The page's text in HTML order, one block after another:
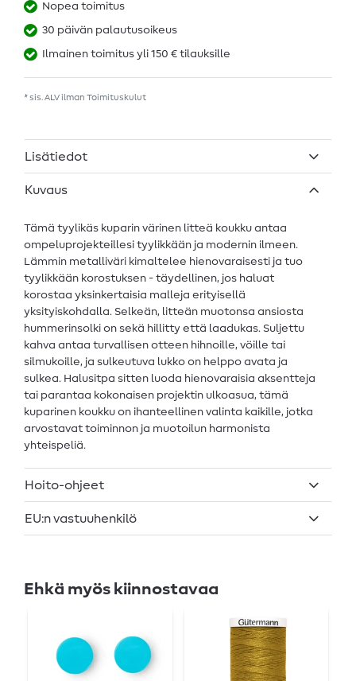
Nopea toimitus
30 päivän palautusoikeus
Ilmainen toimitus yli 150 € tilauksille
* sis. ALV ilman Toimituskulut
Lisätiedot
Kuvaus
Tämä tyylikäs kuparin värinen litteä koukku antaa
ompeluprojekteillesi tyylikkään ja modernin ilmeen.
Lämmin metalliväri kimaltelee hienovaraisesti ja tuo
tyylikkään korostuksen - täydellinen, jos haluat
korostaa yksinkertaisia malleja erityisellä
yksityiskohdalla. Selkeän, litteän muotonsa ansiosta
hummerinsolki on sekä hillitty että laadukas. Suljettu
kahva antaa turvallisen otteen hihnoille, vöille tai
silmukoille, ja sulkeutuva lukko on helppo avata ja
sulkea. Halusitpa sitten luoda hienovaraisia aksentteja
tai parantaa kokonaisen projektin ulkoasua, tämä
kuparinen koukku on ihanteellinen valinta kaikille, jotka
arvostavat toiminnon ja muotoilun harmonista
yhteispeliä.
Hoito-ohjeet
EU:n vastuuhenkilö
Ehkä myös kiinnostavaa